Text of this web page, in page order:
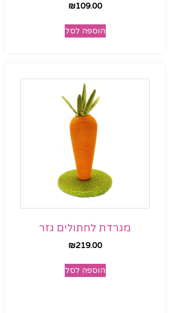
₪109.00
הוספה לסל
מגרדת לחתולים גזר
₪219.00
הוספה לסל